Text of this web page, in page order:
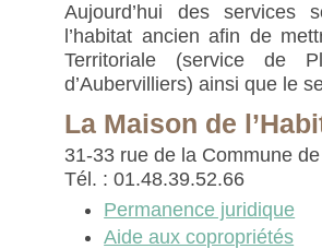
Aujourd’hui des services
l’habitat ancien afin de
Territoriale (service de
d’Aubervilliers) ainsi que le
La Maison de
31-33 rue de la Commune
Tél. : 01.48.39.52.66
Permanence juridique
Aide aux copropriétés